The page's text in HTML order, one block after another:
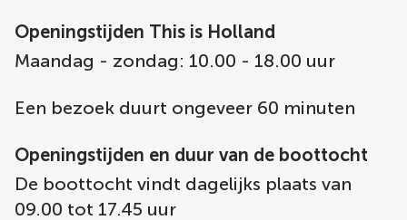
Openingstijden This is Holland
Maandag - zondag: 10.00 - 18.00 uur
Een bezoek duurt ongeveer 60 minuten
Openingstijden en duur van de boottocht
De boottocht vindt dagelijks plaats van
09.00 tot 17.45 uur